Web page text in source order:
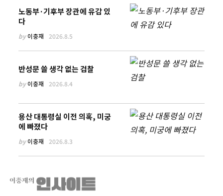
노동부·기후부 장관에 유감 있
다
by이충재 2026.8.5
반성문 쓸 생각 없는 검찰
by이충재 2026.8.4
용산 대통령실 이전 의혹, 미궁
에 빠졌다
by이충재 2026.8.3